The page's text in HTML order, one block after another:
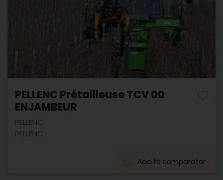
PELLENC Prétailleuse TCV 00
ENJAMBEUR
PELLENC
PELLENC
Add to comparator